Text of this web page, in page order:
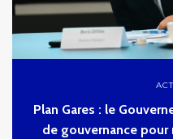
Plan Gares : le
de gouvernance